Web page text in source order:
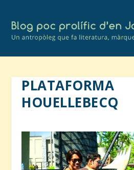
PLATAFORMA
HOUELLEBECQ